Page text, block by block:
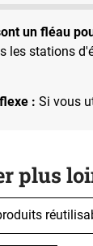
un fléau
les stations
: Si vous
plus